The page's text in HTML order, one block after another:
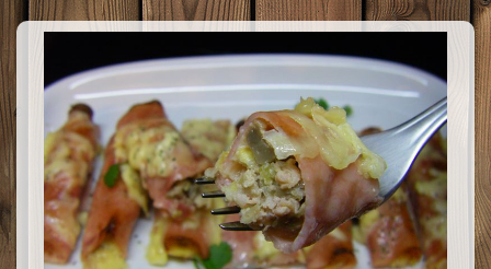
повярват, че чудесния крем присъстваш в сладкиша е
от хляб.